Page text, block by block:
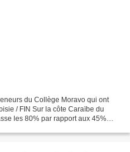
du Collège Moravo qui ont
/ FIN Sur la côte Caraïbe du
les 80% par rapport aux 45%